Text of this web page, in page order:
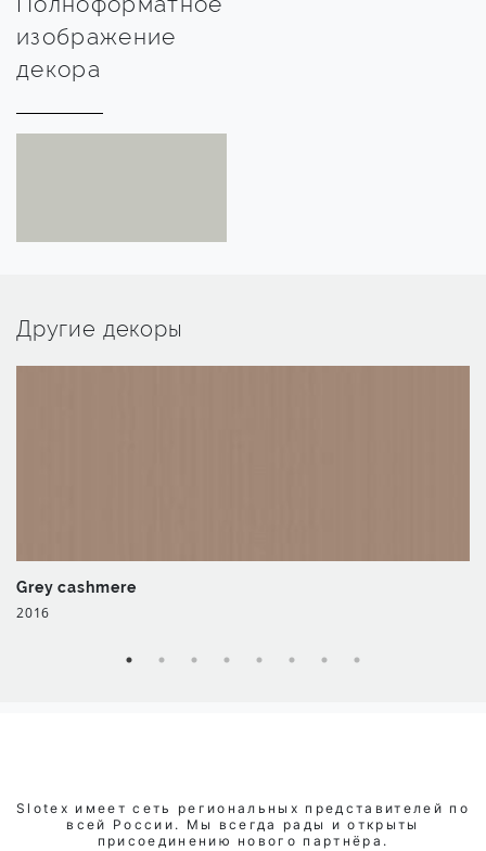
изображение
декора
Другие декоры
Grey cashmere
2016
Slotex имеет сеть региональных представителей по
всей России. Мы всегда рады и открыты
присоединению нового партнёра.